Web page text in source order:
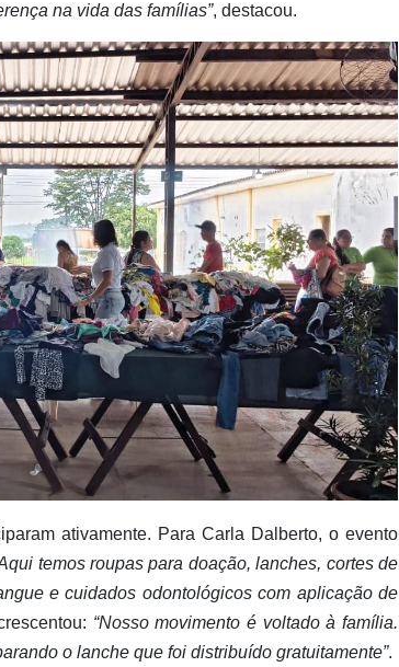
na vida das famílias”, destacou.
ativamente. Para Carla Dalberto, o evento
temos roupas para doação, lanches, cortes de
e cuidados odontológicos com aplicação de
“Nosso movimento é voltado à família.
o lanche que foi distribuído gratuitamente”.